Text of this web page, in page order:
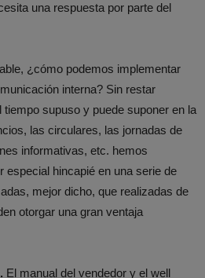
una respuesta por parte del
¿cómo podemos implementar
interna? Sin restar
tiempo supuso y puede suponer en la
las circulares, las jornadas de
informativas, etc. hemos
especial hincapié en una serie de
mejor dicho, que realizadas de
otorgar una gran ventaja
El manual del vendedor y el well